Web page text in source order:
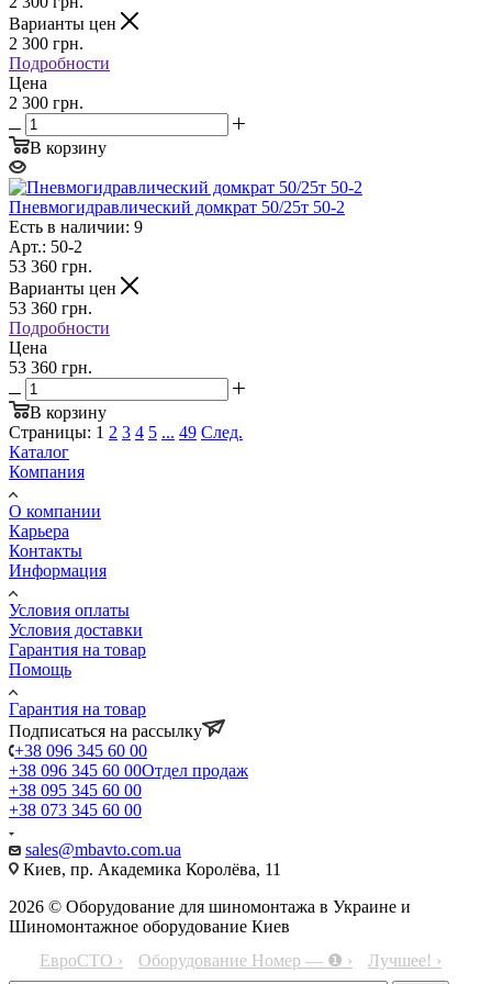
Варианты цен
2 300 грн.
Подробности
Цена
2 300 грн.
В корзину
Пневмогидравлический домкрат 50/25т 50-2
Есть в наличии: 9
Арт.: 50-2
53 360 грн.
Варианты цен
53 360 грн.
Подробности
Цена
53 360 грн.
В корзину
Страницы: 1 2 3 4 5 ... 49 След.
Каталог
Компания
О компании
Карьера
Контакты
Информация
Условия оплаты
Условия доставки
Гарантия на товар
Помощь
Гарантия на товар
Подписаться на рассылку
+38 096 345 60 00
+38 096 345 60 00Отдел продаж
+38 095 345 60 00
+38 073 345 60 00
sales@mbavto.com.ua
Киев, пр. Академика Королёва, 11
2026 © Оборудование для шиномонтажа в Украине и
Шиномонтажное оборудование Киев
ЕвроСТО ›
Оборудование Номер — ❶ › Лучшее! ›